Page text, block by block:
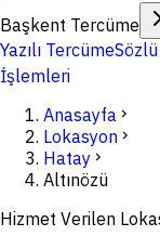
Başkent Tercüme
Yazılı Tercüme
İşlemleri
Anasayfa chevron_right
Lokasyon chevron_right
Hatay chevron_right
Altınözü
Hizmet Verilen